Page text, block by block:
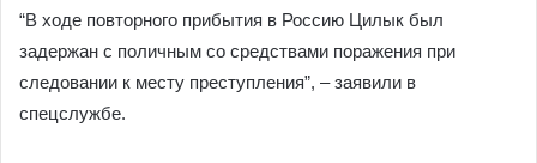
“В ходе повторного прибытия в Россию Цилык был
задержан с поличным со средствами поражения при
следовании к месту преступления”, – заявили в
спецслужбе.